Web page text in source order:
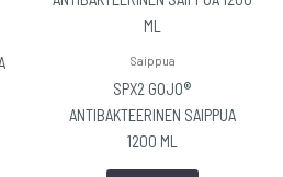
Saippua
SPX2 GOJO®
ANTIBAKTEERINEN SAIPPUA
1200 ML